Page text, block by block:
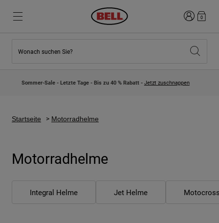
Neuzugänge
Lifestyle
Jets
Neuzugänge
Entdecke Bike
Mountain Bike
Anmelden
0
Wonach suchen Sie?
Sommer-Sale - Letzte Tage - Bis zu 40 % Rabatt - Jetzt zuschnappen
Startseite Motorradhelme
Motorradhelme
Integral Helme Jet Helme